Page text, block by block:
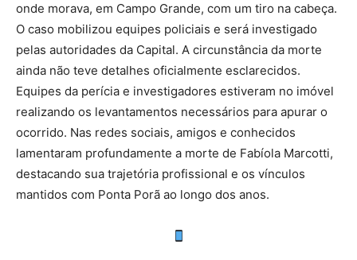
onde morava, em Campo Grande, com um tiro na cabeça.
O caso mobilizou equipes policiais e será investigado
pelas autoridades da Capital. A circunstância da morte
ainda não teve detalhes oficialmente esclarecidos.
Equipes da perícia e investigadores estiveram no imóvel
realizando os levantamentos necessários para apurar o
ocorrido. Nas redes sociais, amigos e conhecidos
lamentaram profundamente a morte de Fabíola Marcotti,
destacando sua trajetória profissional e os vínculos
mantidos com Ponta Porã ao longo dos anos.